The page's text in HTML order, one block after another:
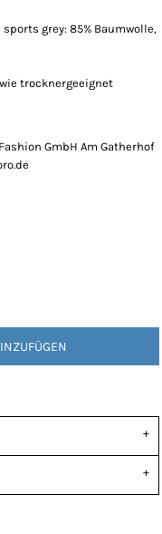
sports grey: 85% Baumwolle,
trocknergeeignet
GmbH Am Gatherhof